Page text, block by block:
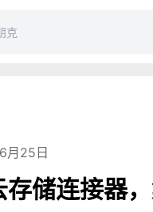
月25日
储连接器